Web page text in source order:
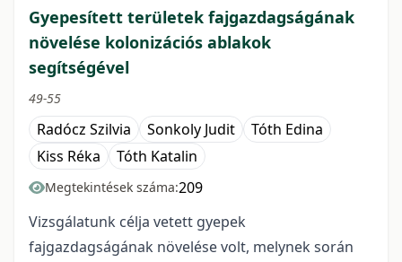
Gyepesített területek fajgazdagságának
növelése kolonizációs ablakok
segítségével
49-55
Radócz Szilvia Sonkoly Judit
Tóth Edina
Kiss Réka
Tóth Katalin
Megtekintések száma:209
Vizsgálatunk célja vetett gyepek
fajgazdagságának növelése volt, melynek során